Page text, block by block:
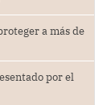
a más de
por el